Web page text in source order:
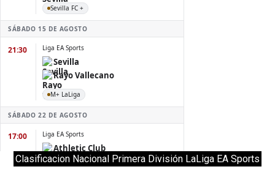
Clasificacion Nacional Primera División LaLiga EA Sports